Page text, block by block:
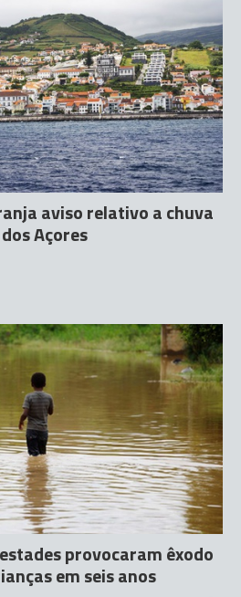
aviso relativo a chuva
Açores
provocaram êxodo
em seis anos